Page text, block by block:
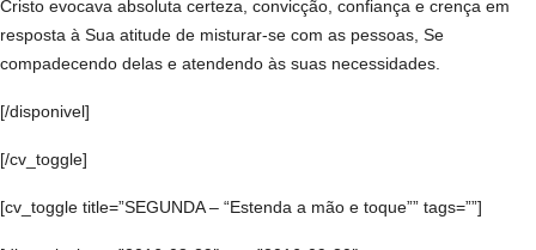
Cristo evocava absoluta certeza, convicção, confiança e crença em
resposta à Sua atitude de misturar-se com as pessoas, Se
compadecendo delas e atendendo às suas necessidades.
[/disponivel]
[/cv_toggle]
[cv_toggle title=”SEGUNDA – “Estenda a mão e toque”” tags=””]